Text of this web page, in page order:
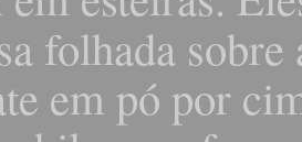
folhada
em pó por